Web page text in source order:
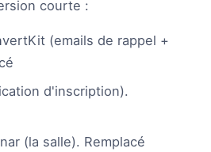
courte :
(emails de rappel +
d'inscription).
(la salle). Remplacé